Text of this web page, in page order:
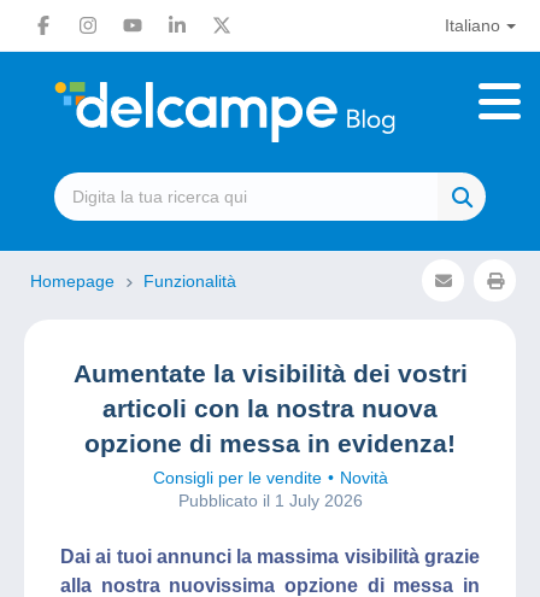
Italiano
Homepage Funzionalità
Aumentate la visibilità dei vostri
articoli con la nostra nuova
opzione di messa in evidenza!
Consigli per le vendite
Novità
Pubblicato il 1 July 2026
Dai ai tuoi annunci la massima visibilità grazie
alla nostra nuovissima opzione di messa in